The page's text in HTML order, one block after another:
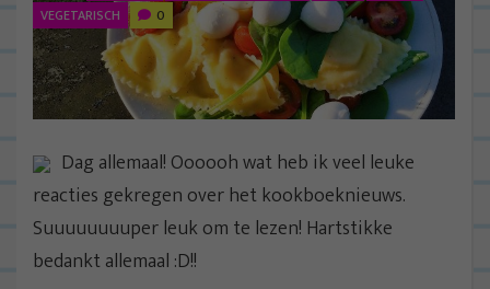
VEGETARISCH
0
Dag allemaal! Oooooh wat heb ik veel leuke
reacties gekregen over het kookboeknieuws.
Suuuuuuuuper leuk om te lezen! Hartstikke
bedankt allemaal :D!!